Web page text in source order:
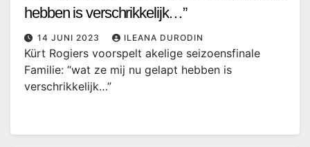
hebben is verschrikkelijk…”￼
14 JUNI 2023 ILEANA DURODIN
Kürt Rogiers voorspelt akelige seizoensfinale
Familie: “wat ze mij nu gelapt hebben is
verschrikkelijk…”